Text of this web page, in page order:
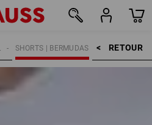
RETOUR    >
SHORTS | BERMUDAS